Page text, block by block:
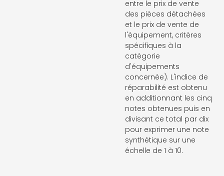
entre le prix de vente
des pièces détachées
et le prix de vente de
l'équipement, critères
spécifiques à la
catégorie
d'équipements
concernée). L'indice de
réparabilité est obtenu
en additionnant les cinq
notes obtenues puis en
divisant ce total par dix
pour exprimer une note
synthétique sur une
échelle de 1 à 10.